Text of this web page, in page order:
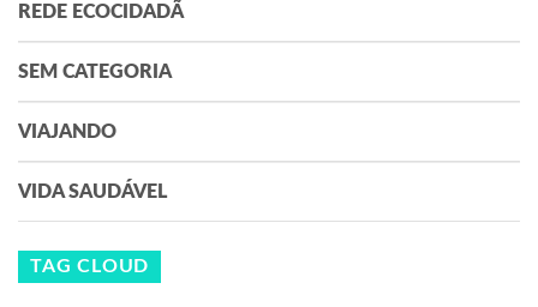
REDE ECOCIDADÃ
SEM CATEGORIA
VIAJANDO
VIDA SAUDÁVEL
TAG CLOUD